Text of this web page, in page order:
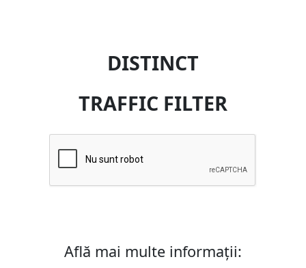
DISTINCT
TRAFFIC FILTER
Află mai multe informații: